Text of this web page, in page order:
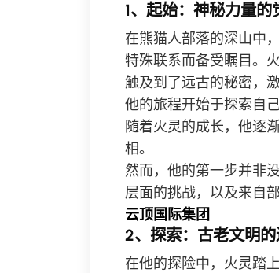
1、起始：神秘力量的
在熊猫人部落的深山中
特殊联系而备受瞩目。
触及到了远古的秘密，
他的旅程开始于探索自
随着火灵的成长，他逐
相。
然而，他的第一步并非
层面的挑战，以及来自
云顶国际集团
2、探索：古老文明
在他的探险中，火灵踏